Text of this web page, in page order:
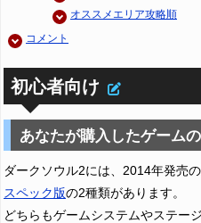
オススメエリア攻略順
コメント
初心者向け
あなたが購入したゲーム
ダークソウル2には、2014年発売
スペック版の2種類があります。
どちらもゲームシステムやステー